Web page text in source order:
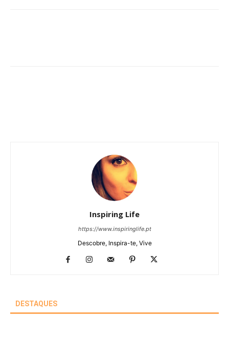
Inspiring Life
https://www.inspiringlife.pt
Descobre, Inspira-te, Vive
DESTAQUES